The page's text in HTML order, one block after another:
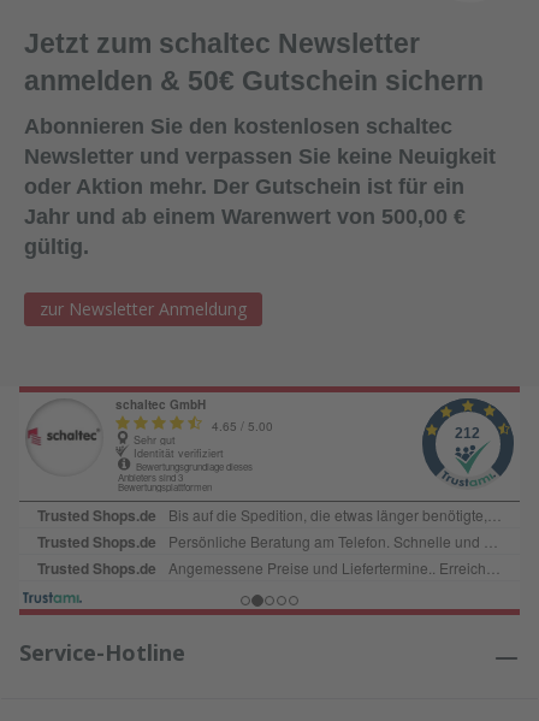
Seifenlösung zwischen die Fugenkanten und das
Dichtmittel gelangt (um die Haftwirkung nicht zu
beeinträchtigen).Lagerung:18 Monate bei ungeöffneter
Verpackung an einem kühlen und trockenen Lagerort bei
Temperaturen zwischen +5°C und +25
°C. Lieferform:600ml Folienbeutel, 12
Beutel/KartonFarbe:SchwarzAbgabe:Nur in Verbindung mit
Bestellung von Ersatzplatten in passender Menge!
Jetzt zum schaltec Newsletter
anmelden & 50€ Gutschein sichern
Abonnieren Sie den kostenlosen schaltec
Newsletter und verpassen Sie keine Neuigkeit
oder Aktion mehr. Der Gutschein ist für ein
Jahr und ab einem Warenwert von 500,00 €
gültig.
zur Newsletter Anmeldung
Service-Hotline